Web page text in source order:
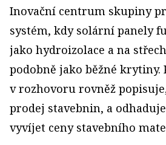
Inovační centrum skupiny
systém, kdy solární panely
jako hydroizolace a na
podobně jako běžné krytiny.
v rozhovoru rovněž
prodej stavebnin, a
vyvíjet ceny stavebního